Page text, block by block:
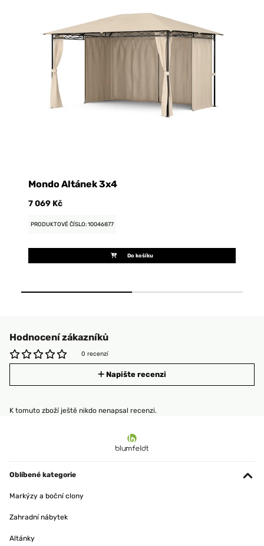
Mondo Altánek 3x4
7 069 Kč
PRODUKTOVÉ ČÍSLO: 10046877
Do košíku
Hodnocení zákazníků
0 recenzí
Napište recenzi
K tomuto zboží ještě nikdo nenapsal recenzi.
Oblíbené kategorie
Markýzy a boční clony
Zahradní nábytek
Altánky